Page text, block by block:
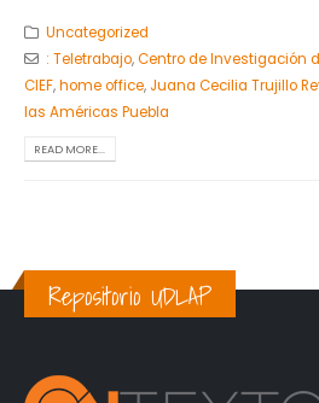
Uncategorized
: Teletrabajo,Centro de Investigación
CIEF,home office, Juana Cecilia Trujillo
las Américas Puebla
READ MORE...
Repositorio UDLAP